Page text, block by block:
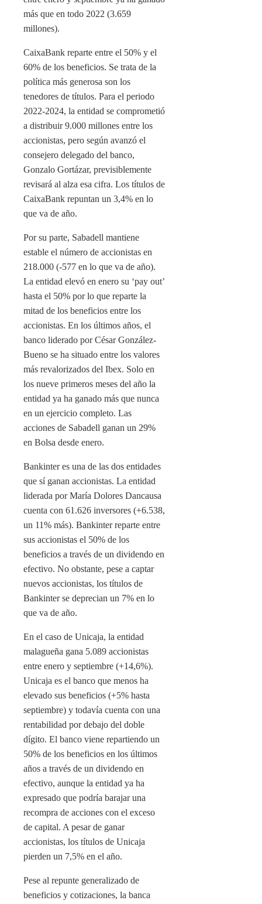
más que en todo 2022 (3.659
millones).
CaixaBank reparte entre el 50% y el
60% de los beneficios. Se trata de la
política más generosa son los
tenedores de títulos. Para el periodo
2022-2024, la entidad se comprometió
a distribuir 9.000 millones entre los
accionistas, pero según avanzó el
consejero delegado del banco,
Gonzalo Gortázar, previsiblemente
revisará al alza esa cifra. Los títulos de
CaixaBank repuntan un 3,4% en lo
que va de año.
Por su parte, Sabadell mantiene
estable el número de accionistas en
218.000 (-577 en lo que va de año).
La entidad elevó en enero su ‘pay out’
hasta el 50% por lo que reparte la
mitad de los beneficios entre los
accionistas. En los últimos años, el
banco liderado por César González-
Bueno se ha situado entre los valores
más revalorizados del Ibex. Solo en
los nueve primeros meses del año la
entidad ya ha ganado más que nunca
en un ejercicio completo. Las
acciones de Sabadell ganan un 29%
en Bolsa desde enero.
Bankinter es una de las dos entidades
que sí ganan accionistas. La entidad
liderada por María Dolores Dancausa
cuenta con 61.626 inversores (+6.538,
un 11% más). Bankinter reparte entre
sus accionistas el 50% de los
beneficios a través de un dividendo en
efectivo. No obstante, pese a captar
nuevos accionistas, los títulos de
Bankinter se deprecian un 7% en lo
que va de año.
En el caso de Unicaja, la entidad
malagueña gana 5.089 accionistas
entre enero y septiembre (+14,6%).
Unicaja es el banco que menos ha
elevado sus beneficios (+5% hasta
septiembre) y todavía cuenta con una
rentabilidad por debajo del doble
dígito. El banco viene repartiendo un
50% de los beneficios en los últimos
años a través de un dividendo en
efectivo, aunque la entidad ya ha
expresado que podría barajar una
recompra de acciones con el exceso
de capital. A pesar de ganar
accionistas, los títulos de Unicaja
pierden un 7,5% en el año.
Pese al repunte generalizado de
beneficios y cotizaciones, la banca